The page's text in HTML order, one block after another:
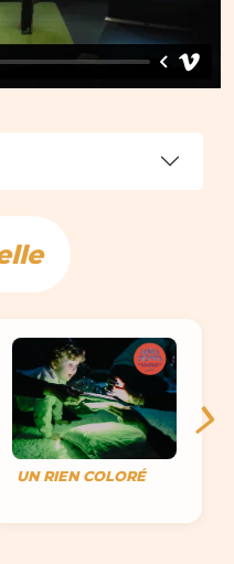
UN RIEN COLORÉ